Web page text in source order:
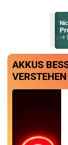
AKKUS
VERSTEHEN